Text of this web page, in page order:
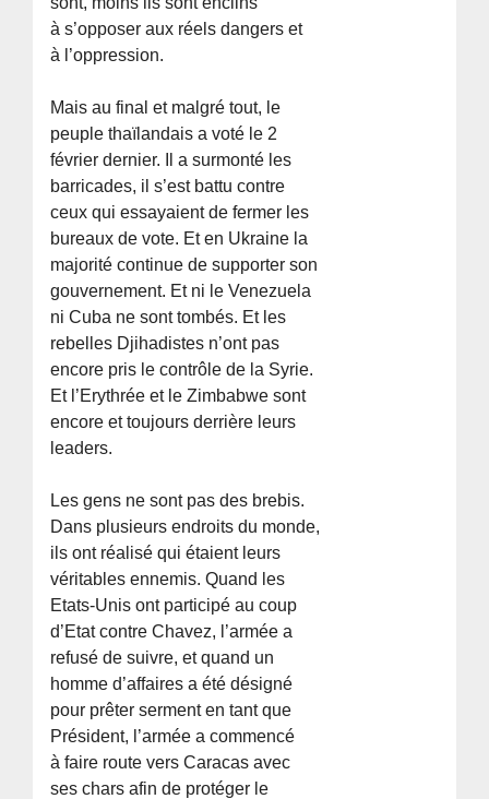
à s’opposer aux réels dangers et
à l’oppression.
Mais au final et malgré tout, le
peuple thaïlandais a voté le 2
février dernier. Il a surmonté les
barricades, il s’est battu contre
ceux qui essayaient de fermer les
bureaux de vote. Et en Ukraine la
majorité continue de supporter son
gouvernement. Et ni le Venezuela
ni Cuba ne sont tombés. Et les
rebelles Djihadistes n’ont pas
encore pris le contrôle de la Syrie.
Et l’Erythrée et le Zimbabwe sont
encore et toujours derrière leurs
leaders.
Les gens ne sont pas des brebis.
Dans plusieurs endroits du monde,
ils ont réalisé qui étaient leurs
véritables ennemis. Quand les
Etats-Unis ont participé au coup
d’Etat contre Chavez, l’armée a
refusé de suivre, et quand un
homme d’affaires a été désigné
pour prêter serment en tant que
Président, l’armée a commencé
à faire route vers Caracas avec
ses chars afin de protéger le